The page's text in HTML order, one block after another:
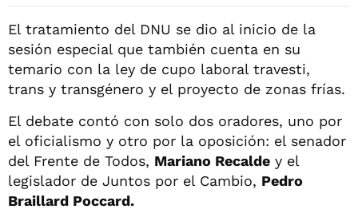
El tratamiento del DNU se dio al inicio de la
sesión especial que también cuenta en su
temario con la ley de cupo laboral travesti,
trans y transgénero y el proyecto de zonas frías.
El debate contó con solo dos oradores, uno por
el oficialismo y otro por la oposición: el senador
del Frente de Todos, Mariano Recalde y el
legislador de Juntos por el Cambio, Pedro
Braillard Poccard.